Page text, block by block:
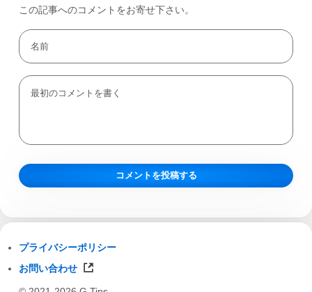
この記事へのコメントをお寄せ下さい。
プライバシーポリシー
お問い合わせ